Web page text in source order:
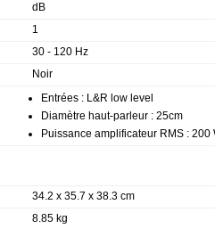
dB
1
30 - 120 Hz
Noir
Entrées : L&R low level
Diamètre haut-parleur : 25cm
Puissance amplificateur RMS : 200
34.2 x 35.7 x 38.3 cm
8.85 kg